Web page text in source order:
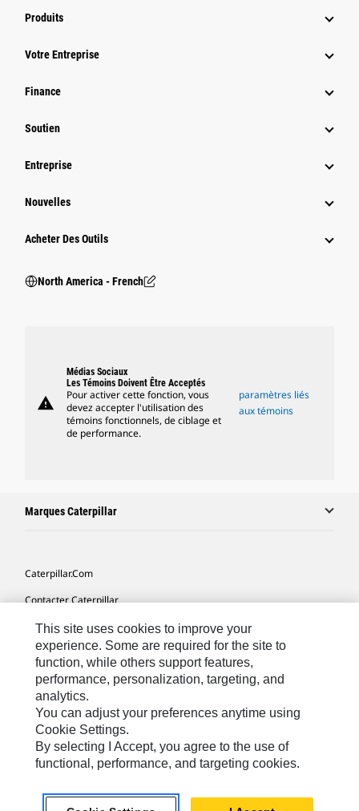
Produits
Votre Entreprise
Finance
Soutien
Entreprise
Nouvelles
Acheter Des Outils
North America - French
warning
Médias Sociaux
Les Témoins Doivent Être Acceptés
Pour activer cette fonction, vous
devez accepter l'utilisation des
témoins fonctionnels, de ciblage et
de performance.
paramètres liés
aux témoins
Marques Caterpillar
Caterpillar.com
Contacter Caterpillar
Mes Préférences Marketing
Plan Du Site
Cookie Settings
Légales
Confidentialité
North America - French© 2026 Caterpillar. Tous droits réservés.
This site uses cookies to improve your
experience. Some are required for the site to
function, while others support features,
performance, personalization, targeting, and
analytics.
You can adjust your preferences anytime using
Cookie Settings.
By selecting I Accept, you agree to the use of
functional, performance, and targeting cookies.